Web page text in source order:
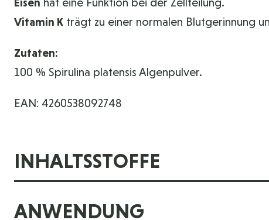
Vitamin K trägt zu einer normalen Blutgerinnung
Zutaten:
100 % Spirulina platensis Algenpulver.
EAN: 4260538092748
INHALTSSTOFFE
ANWENDUNG